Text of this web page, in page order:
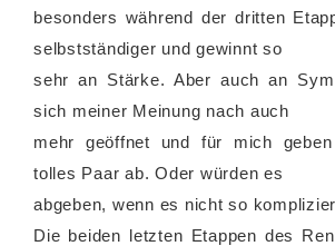
besonders während der dritten
selbstständiger und gewinnt so
sehr an Stärke. Aber auch an
sich meiner Meinung nach auch
mehr geöffnet und für mich
tolles Paar ab. Oder würden es
abgeben, wenn es nicht so
Die beiden letzten Etappen des